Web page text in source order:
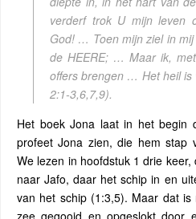
verderf trok U mijn leven
God! … Toen mijn ziel in
de HEERE; … Maar ik,
offers brengen … Het heil is
2:1-3,6,7,9).
Het boek Jona laat in het begin
profeet Jona zien, die hem stap
We lezen in hoofdstuk 1 drie
naar Jafo, daar het schip in en
van het schip (1:3,5). Maar dat
zee gegooid en opgeslokt door